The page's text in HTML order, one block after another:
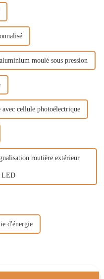
moulé sous pression
cellule photoélectrique
routière extérieur
LED
d'énergie